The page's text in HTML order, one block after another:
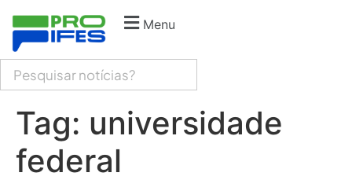
Menu
Tag: universidade
federal